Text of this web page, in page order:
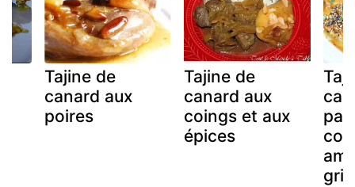
Tajine de
canard aux
poires
Tajine de
canard aux
coings et aux
épices